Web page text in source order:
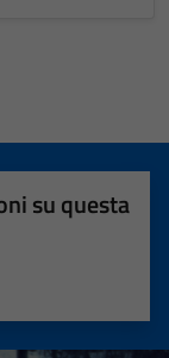
su questa